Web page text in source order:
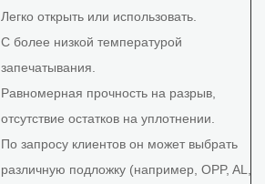
Легко открыть или использовать.
С более низкой температурой
запечатывания.
Равномерная прочность на разрыв,
отсутствие остатков на уплотнении.
По запросу клиентов он может выбрать
различную подложку (например, OPP, AL,